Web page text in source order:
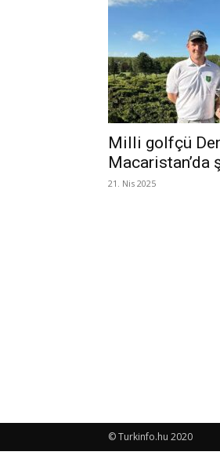
Milli golfçü
Macaristan’da
21. Nis 2025
© Turkinfo.hu 2020